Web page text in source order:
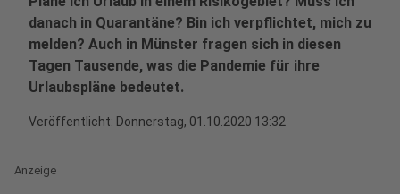
danach in Quarantäne? Bin ich verpflichtet, mich zu
melden? Auch in Münster fragen sich in diesen
Tagen Tausende, was die Pandemie für ihre
Urlaubspläne bedeutet.
Veröffentlicht: Donnerstag, 01.10.2020 13:32
Anzeige